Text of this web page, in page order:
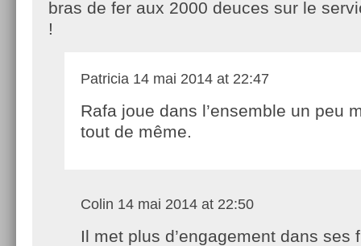
bras de fer aux 2000 deuces sur le
!
Patricia 14 mai 2014 at 22:47
Rafa joue dans l’ensemble un peu
tout de même.
Colin 14 mai 2014 at 22:50
Il met plus d’engagement dans ses